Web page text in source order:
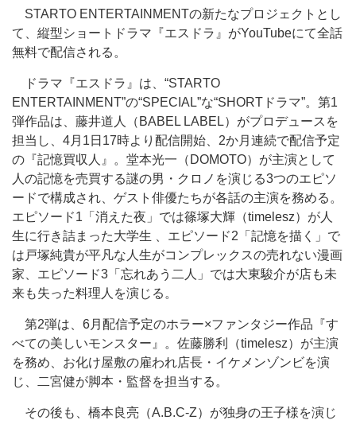
STARTO ENTERTAINMENTの新たなプロジェクトとし
て、縦型ショートドラマ『エスドラ』がYouTubeにて全話
無料で配信される。
ドラマ『エスドラ』は、“STARTO
ENTERTAINMENT”の“SPECIAL”な“SHORTドラマ”。第1
弾作品は、藤井道人（BABEL LABEL）がプロデュースを
担当し、4月1日17時より配信開始、2か月連続で配信予定
の『記憶買収人』。堂本光一（DOMOTO）が主演として
人の記憶を売買する謎の男・クロノを演じる3つのエピソ
ードで構成され、ゲスト俳優たちが各話の主演を務める。
エピソード1「消えた夜」では篠塚大輝（timelesz）が人
生に行き詰まった大学生 、エピソード2「記憶を描く」で
は戸塚純貴が平凡な人生がコンプレックスの売れない漫画
家、エピソード3「忘れあう二人」では大東駿介が店も未
来も失った料理人を演じる。
第2弾は、6月配信予定のホラー×ファンタジー作品『す
べての美しいモンスター』。佐藤勝利（timelesz）が主演
を務め、お化け屋敷の雇われ店長・イケメンゾンビを演
じ、二宮健が脚本・監督を担当する。
その後も、橋本良亮（A.B.C-Z）が独身の王子様を演じ